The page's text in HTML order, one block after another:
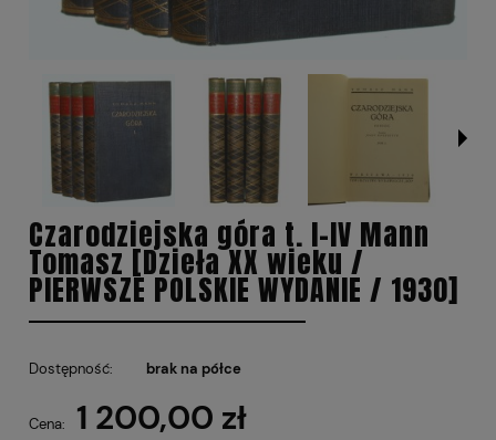
Czarodziejska góra t. I-IV Mann
Tomasz [Dzieła XX wieku /
PIERWSZE POLSKIE WYDANIE / 1930]
Dostępność: brak na półce
Cena: 1 200,00 zł